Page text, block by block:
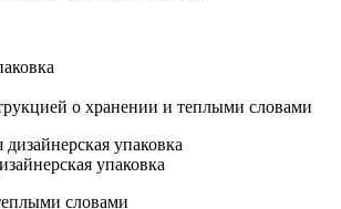
о хранении и теплыми словами
упаковка